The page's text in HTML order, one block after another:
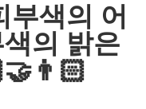
부색의 어
의 밝은